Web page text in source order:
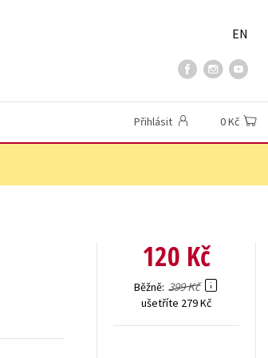
EN
Přihlásit 0 Kč
120 Kč
Běžně 399 Kč
ušetříte 279 Kč